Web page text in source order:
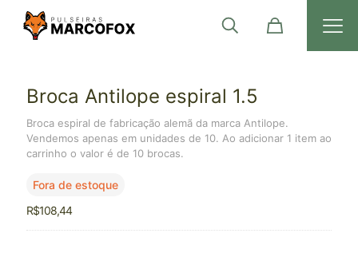
Broca Antilope espiral 1.5
Broca espiral de fabricação alemã da marca Antilope.
Vendemos apenas em unidades de 10. Ao adicionar 1 item ao
carrinho o valor é de 10 brocas.
Fora de estoque
R$108,44